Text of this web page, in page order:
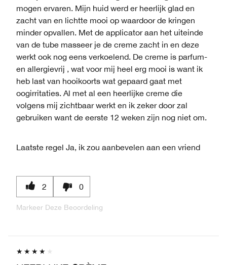
mogen ervaren. Mijn huid werd er heerlijk glad en
zacht van en lichtte mooi op waardoor de kringen
minder opvallen. Met de applicator aan het uiteinde
van de tube masseer je de creme zacht in en deze
werkt ook nog eens verkoelend. De creme is parfum-
en allergievrij , wat voor mij heel erg mooi is want ik
heb last van hooikoorts wat gepaard gaat met
oogirritaties. Al met al een heerlijke creme die
volgens mij zichtbaar werkt en ik zeker door zal
gebruiken want de eerste 12 weken zijn nog niet om.
Laatste regel Ja, ik zou aanbevelen aan een vriend
2 0
Markeer Deze Beoordeling